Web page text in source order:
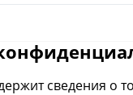
сведения о